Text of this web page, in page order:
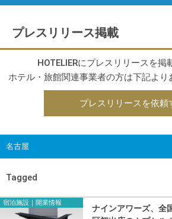
プレスリリース掲載
HOTELIERにプレスリリースを掲
ホテル・旅館関連事業者の方は下記より
プレスリリースを依頼
名古屋
Tagged
宿泊施設｜開業情報
ナインアワーズ、全